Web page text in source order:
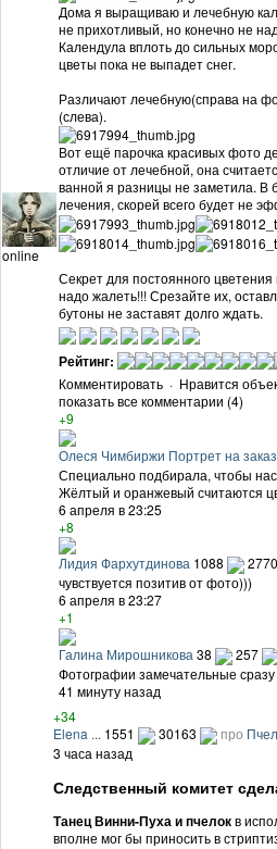
online
Дома я выращиваю и лечебную
не прихотливый, но конечно не
Календула вплоть до сильных
цветы пока не выпадет снег.
Различают лечебную(справа на
(слева).
Вот ещё парочка красивых фото
отличие от лечебной, она
ванной я разницы не заметила. В
лечения, скорей всего будет не
Секрет для постоянного
надо жалеть!!! Срезайте их,
бутоны не заставят долго ждать.
Рейтинг:
Комментировать · Нравится
показать все комментарии (4)
+9
Олеся Чимбиржи Портрет на заказ
Специально подбирала, чтобы
Жёлтый и оранжевый считаются
6 апреля в 23:25
+8
Лидия Фархутдинова 1088
чувствуется позитив от фото)))
6 апреля в 23:27
+1
Галина Мирошникова 38
257
Фотографии замечательные
41 минуту назад
+34
Elena ... 1551 30163 про
3 часа назад
Следственный комитет
Танец Винни-Пуха и пчелокв
вполне мог бы приносить в